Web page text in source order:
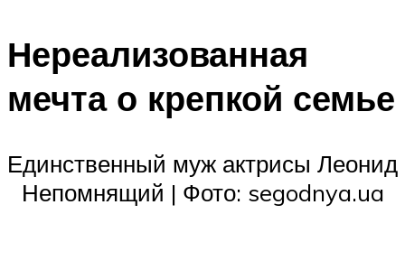
Нереализованная
мечта о крепкой семье
Единственный муж актрисы Леонид
Непомнящий | Фото: segodnya.ua